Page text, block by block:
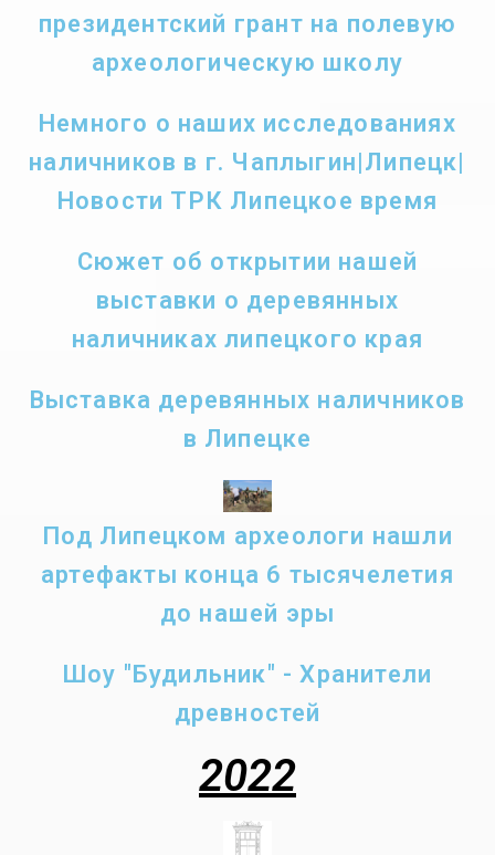
президентский грант на полевую
археологическую школу
Немного о наших исследованиях
наличников в г. Чаплыгин|Липецк|
Новости ТРК Липецкое время
Сюжет об открытии нашей
выставки о деревянных
наличниках липецкого края
Выставка деревянных наличников
в Липецке
Под Липецком археологи нашли
артефакты конца 6 тысячелетия
до нашей эры
Шоу "Будильник" - Хранители
древностей
2022